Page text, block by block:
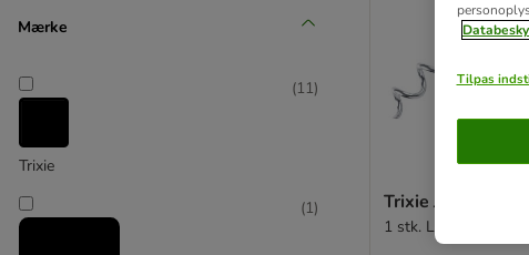
Kattesnacks & specialfoder
Kattetransport & halsbånd
Mærke
Trixie
(11)
(1) Trixie Jordspyd
1 stk. Længde: 40
Tilpas